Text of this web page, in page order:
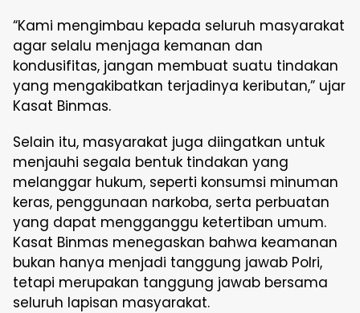
“Kami mengimbau kepada seluruh masyarakat
agar selalu menjaga kemanan dan
kondusifitas, jangan membuat suatu tindakan
yang mengakibatkan terjadinya keributan,” ujar
Kasat Binmas.
Selain itu, masyarakat juga diingatkan untuk
menjauhi segala bentuk tindakan yang
melanggar hukum, seperti konsumsi minuman
keras, penggunaan narkoba, serta perbuatan
yang dapat mengganggu ketertiban umum.
Kasat Binmas menegaskan bahwa keamanan
bukan hanya menjadi tanggung jawab Polri,
tetapi merupakan tanggung jawab bersama
seluruh lapisan masyarakat.